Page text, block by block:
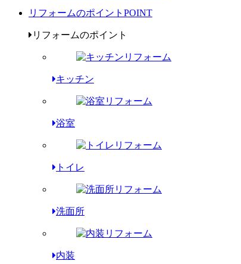
リフォームのポイント POINT
リフォームのポイント
キッチン
浴室
トイレ
洗面所
内装